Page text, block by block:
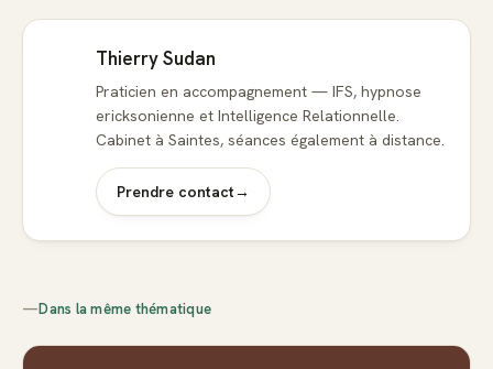
Thierry Sudan
Praticien en accompagnement — IFS, hypnose
ericksonienne et Intelligence Relationnelle.
Cabinet à Saintes, séances également à distance.
Prendre contact→
—Dans la même thématique